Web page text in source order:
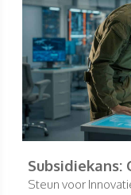
Subsidiekans:
Steun voor